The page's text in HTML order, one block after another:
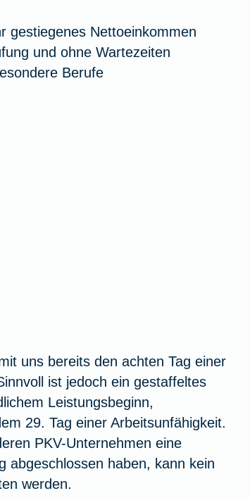
gestiegenes Nettoeinkommen
und ohne Wartezeiten
Berufe
uns bereits den achten Tag einer
ist jedoch ein gestaffeltes
Leistungsbeginn,
29. Tag einer Arbeitsunfähigkeit.
PKV-Unternehmen eine
abgeschlossen haben, kann kein
werden.